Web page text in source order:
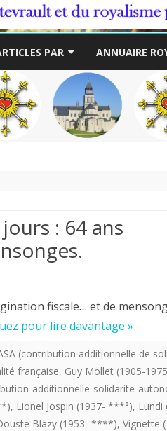
to
PAR ANNUAIRE
: 64 ans
fiscale… et de
pour lire davantage »
(contribution additionnelle de
française, Guy Mollet (1905-
additionnelle-solidarite-
, Lionel Jospin (1937- ***°), Lundi
Blazy (1953- ****), Vignette